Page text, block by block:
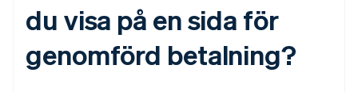
du visa på en sida för
genomförd betalning?